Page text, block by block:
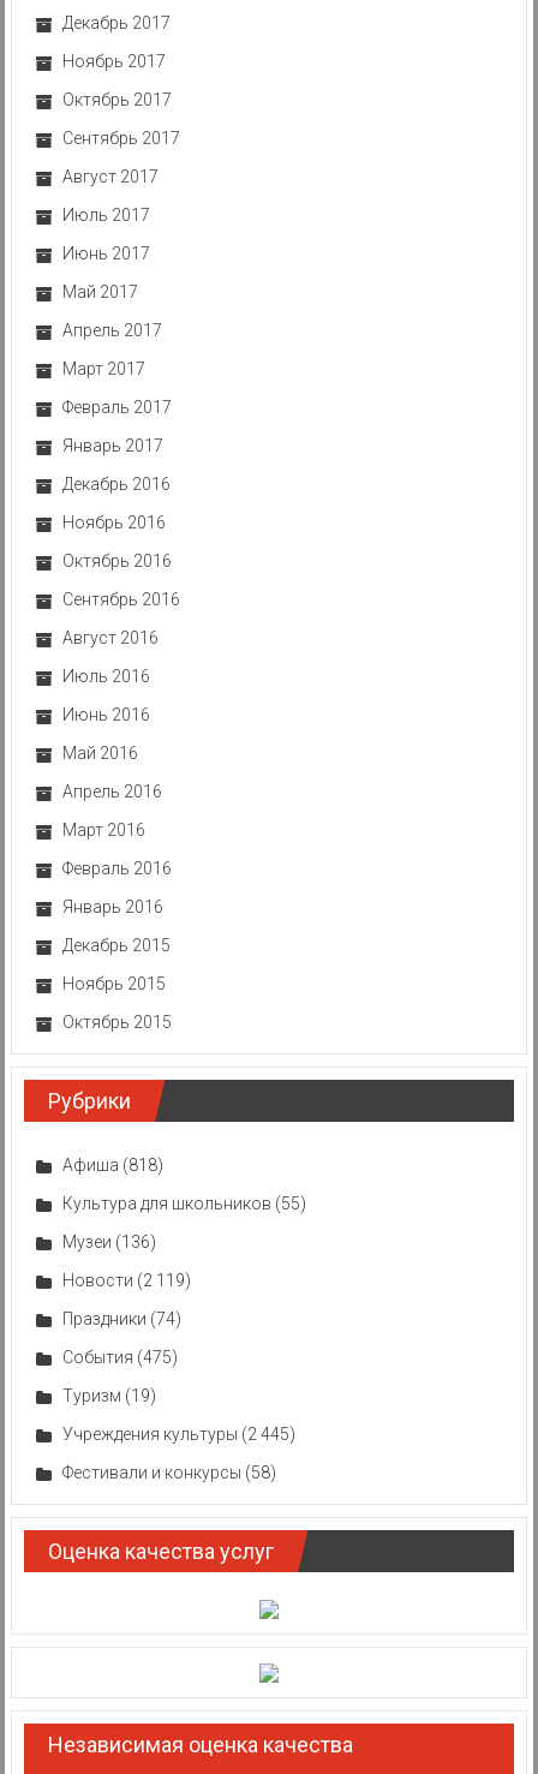
Декабрь 2017
Ноябрь 2017
Октябрь 2017
Сентябрь 2017
Август 2017
Июль 2017
Июнь 2017
Май 2017
Апрель 2017
Март 2017
Февраль 2017
Январь 2017
Декабрь 2016
Ноябрь 2016
Октябрь 2016
Сентябрь 2016
Август 2016
Июль 2016
Июнь 2016
Май 2016
Апрель 2016
Март 2016
Февраль 2016
Январь 2016
Декабрь 2015
Ноябрь 2015
Октябрь 2015
Рубрики
Афиша (818)
Культура для школьников (55)
Музеи (136)
Новости (2 119)
Праздники (74)
События (475)
Туризм (19)
Учреждения культуры (2 445)
Фестивали и конкурсы (58)
Оценка качества услуг
Независимая оценка качества